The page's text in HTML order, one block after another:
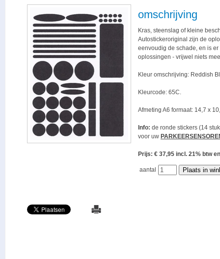
omschrijving
Kras, steenslag of kleine
Autostickeroriginal zijn de
eenvoudig de schade, en is
oplossingen - vrijwel niets
Kleur omschrijving: Reddish
Kleurcode: 65C.
Afmeting A6 formaat: 14,7 x
Info: de ronde stickers (14
voor uw
Prijs: € 37,95 incl. 21% btw
aantal